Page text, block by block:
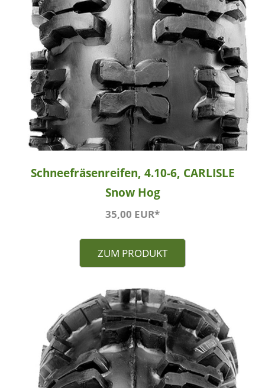
Schneefräsenreifen, 4.10-6, CARLISLE
Snow Hog
35,00 EUR*
ZUM PRODUKT